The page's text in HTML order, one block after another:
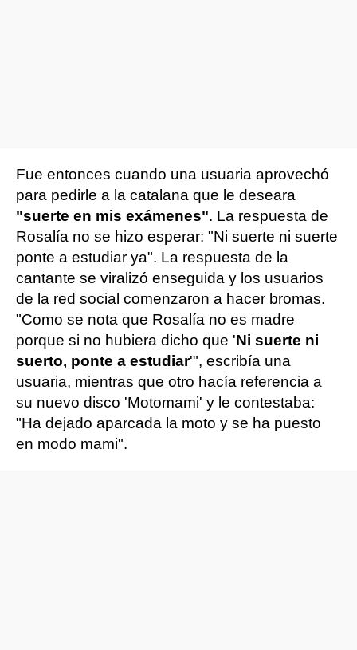
Fue entonces cuando una usuaria aprovechó
para pedirle a la catalana que le deseara
"suerte en mis exámenes". La respuesta de
Rosalía no se hizo esperar: "Ni suerte ni suerte
ponte a estudiar ya". La respuesta de la
cantante se viralizó enseguida y los usuarios
de la red social comenzaron a hacer bromas.
"Como se nota que Rosalía no es madre
porque si no hubiera dicho que 'Ni suerte ni
suerto, ponte a estudiar'", escribía una
usuaria, mientras que otro hacía referencia a
su nuevo disco 'Motomami' y le contestaba:
"Ha dejado aparcada la moto y se ha puesto
en modo mami".